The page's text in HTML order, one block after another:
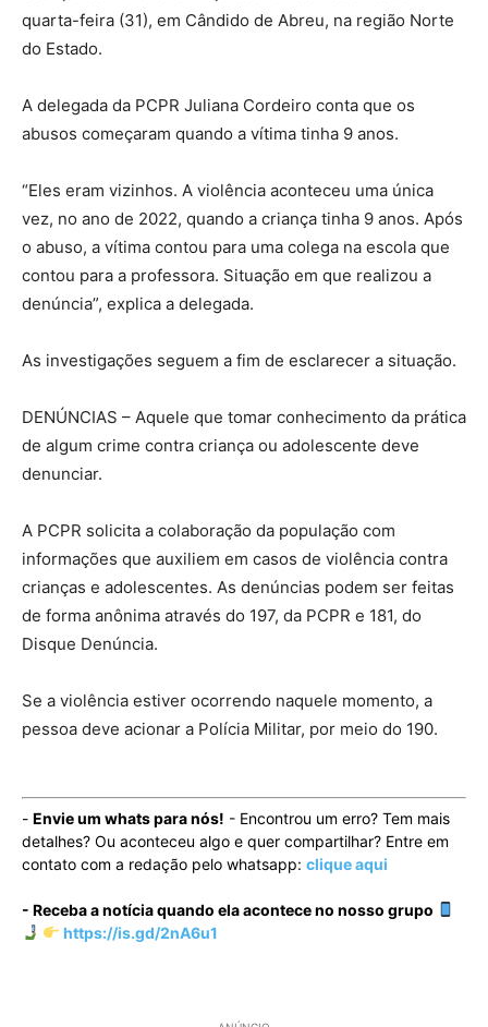
quarta-feira (31), em Cândido de Abreu, na região Norte
do Estado.
A delegada da PCPR Juliana Cordeiro conta que os
abusos começaram quando a vítima tinha 9 anos.
“Eles eram vizinhos. A violência aconteceu uma única
vez, no ano de 2022, quando a criança tinha 9 anos. Após
o abuso, a vítima contou para uma colega na escola que
contou para a professora. Situação em que realizou a
denúncia”, explica a delegada.
As investigações seguem a fim de esclarecer a situação.
DENÚNCIAS – Aquele que tomar conhecimento da prática
de algum crime contra criança ou adolescente deve
denunciar.
A PCPR solicita a colaboração da população com
informações que auxiliem em casos de violência contra
crianças e adolescentes. As denúncias podem ser feitas
de forma anônima através do 197, da PCPR e 181, do
Disque Denúncia.
Se a violência estiver ocorrendo naquele momento, a
pessoa deve acionar a Polícia Militar, por meio do 190.
- Envie um whats para nós! - Encontrou um erro? Tem mais
detalhes? Ou aconteceu algo e quer compartilhar? Entre em
contato com a redação pelo whatsapp: clique aqui
- Receba a notícia quando ela acontece no nosso grupo
https://is.gd/2nA6u1